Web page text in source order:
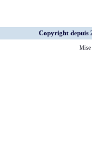
Copyright depuis
Mise